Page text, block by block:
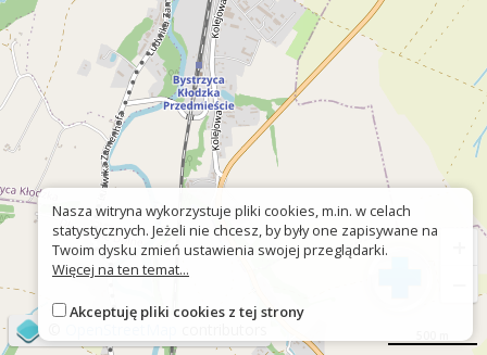
Nasza witryna wykorzystuje pliki cookies, m.in. w celach
statystycznych. Jeżeli nie chcesz, by były one zapisywane na
Twoim dysku zmień ustawienia swojej przeglądarki.
Więcej na ten temat...
Akceptuję pliki cookies z tej strony